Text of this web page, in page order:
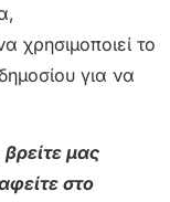
χρησιμοποιεί το
για να
μας
στο